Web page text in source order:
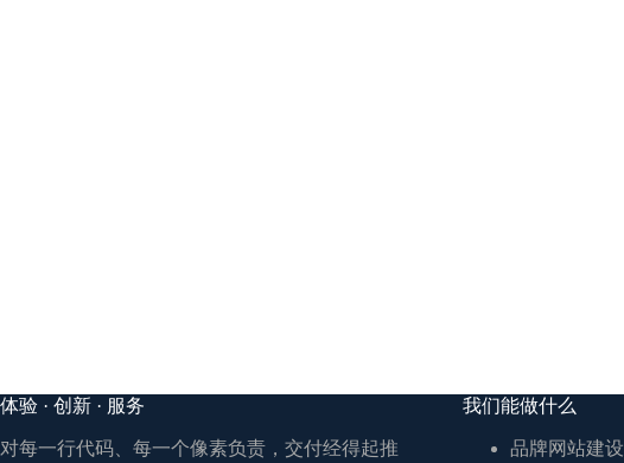
体验 · 创新 · 服务
对每一行代码、每一个像素负责，交付经得起推
我们能做什么
品牌网站建设